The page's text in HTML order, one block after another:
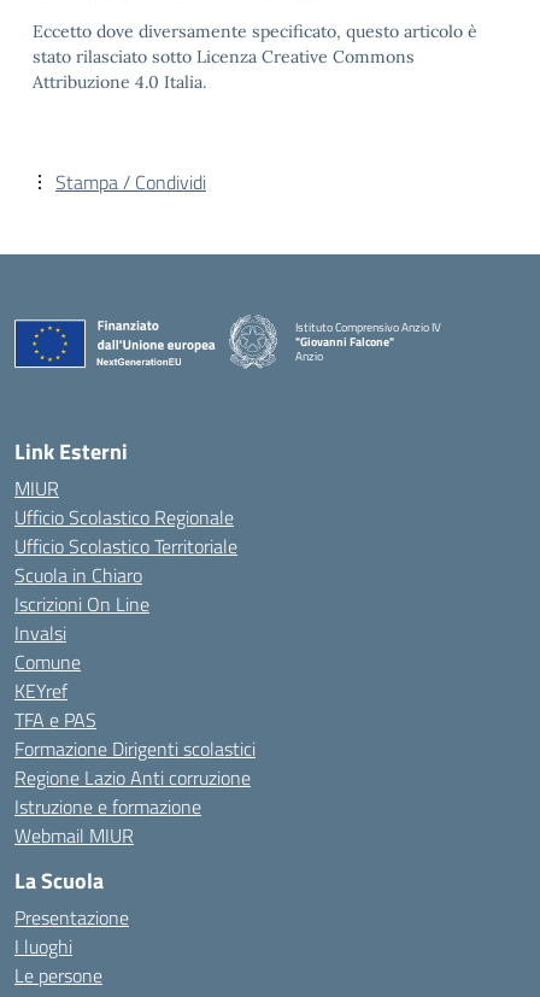
Eccetto dove diversamente specificato, questo articolo è
stato rilasciato sotto Licenza Creative Commons
Attribuzione 4.0 Italia.
Stampa / Condividi
Istituto Comprensivo Anzio IV
"Giovanni Falcone"
Anzio
Link Esterni
MIUR
Ufficio Scolastico Regionale
Ufficio Scolastico Territoriale
Scuola in Chiaro
Iscrizioni On Line
Invalsi
Comune
KEYref
TFA e PAS
Formazione Dirigenti scolastici
Regione Lazio Anti corruzione
Istruzione e formazione
Webmail MIUR
La Scuola
Presentazione
I luoghi
Le persone